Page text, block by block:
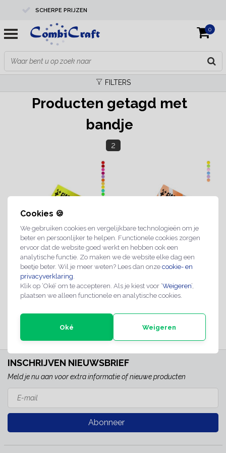
Cookies 🍪
We gebruiken cookies en vergelijkbare technologieën om je
beter en persoonlijker te helpen. Functionele cookies zorgen
ervoor dat de website goed werkt en hebben ook een
analytische functie. Zo maken we de website elke dag een
beetje beter. Wil je meer weten? Lees dan onze cookie- en
privacyverklaring.
Klik op ‘Oké’ om te accepteren. Als je kiest voor ‘Weigeren’,
plaatsen we alleen functionele en analytische cookies.
Oké Weigeren
SCHERPE PRIJZEN
PROFESSIONELE KWALITEIT
EXPERTS IN MAATWERK
0
FILTERS
Producten getagd met
bandje
2
vanaf 5000 stuks
Tyvek polsbandjes
eigen ontwerp - 1000
stuks
€29,95
ca. 1 tot 2 weken
vanaf 5000 stuks
Tyvek polsbandjes
stuks
€29,95
ca. 1 tot 2 weken
INSCHRIJVEN NIEUWSBRIEF
Meld je nu aan voor extra informatie of nieuwe producten
Abonneer